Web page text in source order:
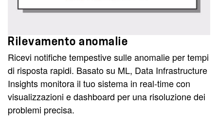
Rilevamento anomalie
Ricevi notifiche tempestive sulle anomalie per tempi
di risposta rapidi. Basato su ML, Data Infrastructure
Insights monitora il tuo sistema in real-time con
visualizzazioni e dashboard per una risoluzione dei
problemi precisa.